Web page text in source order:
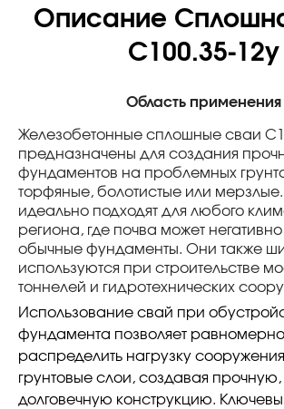
Описание
С100.35-12у
Область применения
Железобетонные сплошные сваи
предназначены для создания
фундаментов на проблемных
торфяные, болотистые или
идеально подходят для любого
региона, где почва может негативно
обычные фундаменты. Они также
используются при строительстве
тоннелей и гидротехнических
Использование свай при
фундамента позволяет равномерно
распределить нагрузку
грунтовые слои, создавая
долговечную конструкцию.